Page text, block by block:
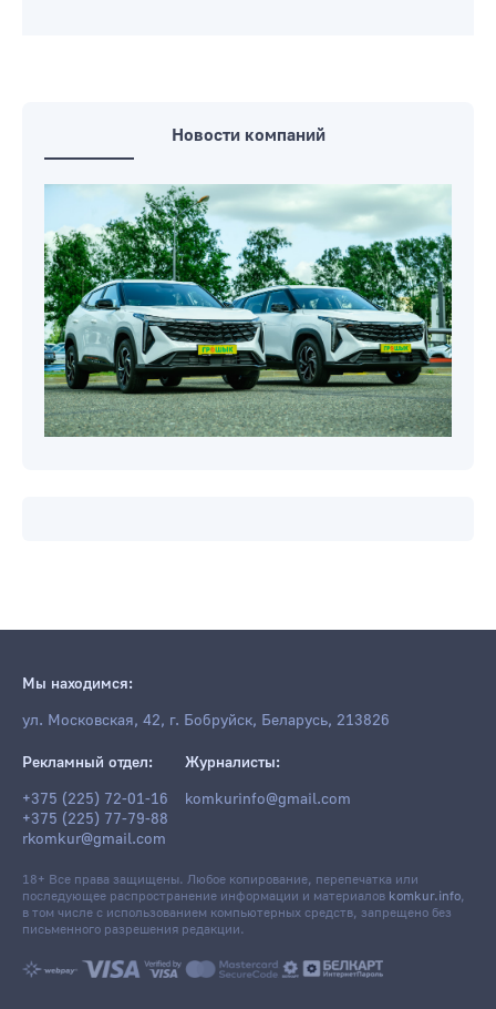
Новости компаний
Мы находимся:
ул. Московская, 42, г. Бобруйск, Беларусь, 213826
Рекламный отдел:
+375 (225) 72-01-16
+375 (225) 77-79-88
rkomkur@gmail.com
Журналисты:
komkurinfo@gmail.com
18+ Все права защищены. Любое копирование, перепечатка или
последующее распространение информации и материалов komkur.info,
в том числе с использованием компьютерных средств, запрещено без
письменного разрешения редакции.